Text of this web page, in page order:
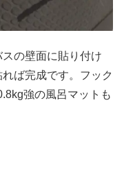
の壁面に貼り付け
ば完成です。フック
強の風呂マットも